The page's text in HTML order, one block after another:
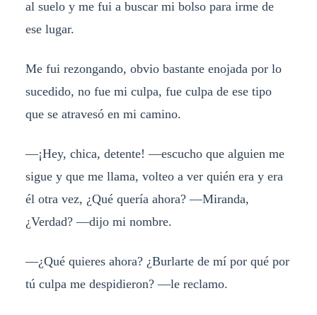
al suelo y me fui a buscar mi bolso para irme de
ese lugar.
Me fui rezongando, obvio bastante enojada por lo
sucedido, no fue mi culpa, fue culpa de ese tipo
que se atravesó en mi camino.
—¡Hey, chica, detente! —escucho que alguien me
sigue y que me llama, volteo a ver quién era y era
él otra vez, ¿Qué quería ahora? —Miranda,
¿Verdad? —dijo mi nombre.
—¿Qué quieres ahora? ¿Burlarte de mí por qué por
tú culpa me despidieron? —le reclamo.